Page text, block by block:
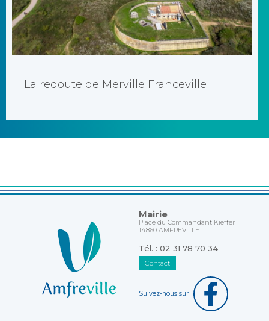
Une fortification Vauban Construite en 1760, sous Louis XVI,
sur les principes [...]
La redoute de Merville Franceville
Mairie
Place du Commandant Kieffer
14860 AMFREVILLE
Tél. : 02 31 78 70 34
Contact
Suivez-nous sur